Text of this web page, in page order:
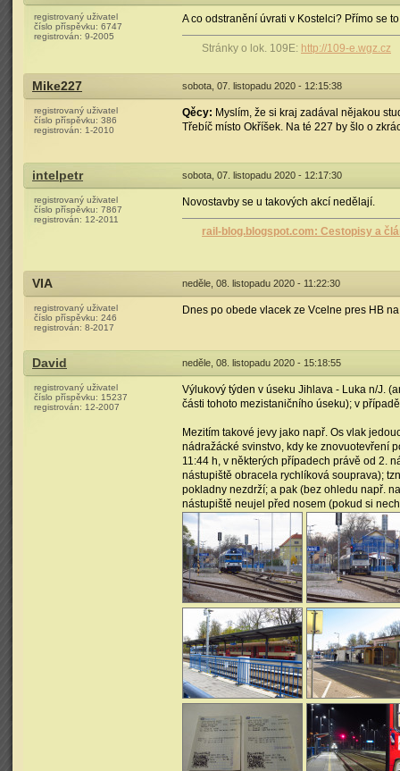
registrovaný uživatel
číslo příspěvku: 6747
registrován: 9-2005
A co odstranění úvrati v Kostelci? Přímo se
Stránky o lok. 109E: http://109-e.wgz.cz
Mike227 sobota, 07. listopadu 2020 - 12:15:38
registrovaný uživatel
číslo příspěvku: 386
registrován: 1-2010
Qěcy: Myslím, že si kraj zadával nějakou
Třebíč místo Okříšek. Na té 227 by šlo o
intelpetr sobota, 07. listopadu 2020 - 12:17:30
registrovaný uživatel
číslo příspěvku: 7867
registrován: 12-2011
Novostavby se u takových akcí nedělají.
rail-blog.blogspot.com: Cestopisy a
VIA neděle, 08. listopadu 2020 - 11:22:30
registrovaný uživatel
číslo příspěvku: 246
registrován: 8-2017
Dnes po obede vlacek ze Vcelne pres HB
David neděle, 08. listopadu 2020 - 15:18:55
registrovaný uživatel
číslo příspěvku: 15237
registrován: 12-2007
Výlukový týden v úseku Jihlava - Luka n/J.
části tohoto mezistaničního úseku); v
Mezitím takové jevy jako např. Os vlak
nádražácké svinstvo, kdy ke znovuotevření
11:44 h, v některých případech právě od 2.
nástupiště obracela rychlíková souprava);
pokladny nezdrží; a pak (bez ohledu např.
nástupiště neujel před nosem (pokud si